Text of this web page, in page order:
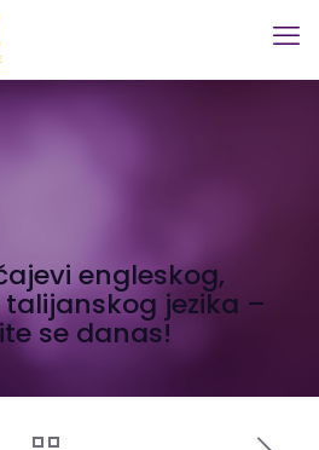
engleskog,
jezika –
se danas!